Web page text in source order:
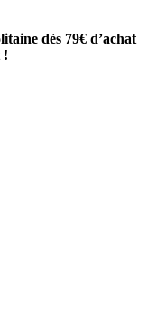
dès 79€ d’achat
!